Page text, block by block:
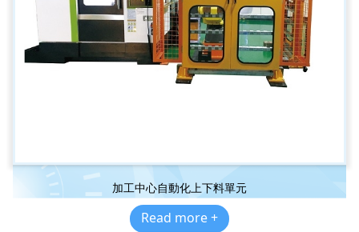
加工中心自動化上下料單元
Read more +